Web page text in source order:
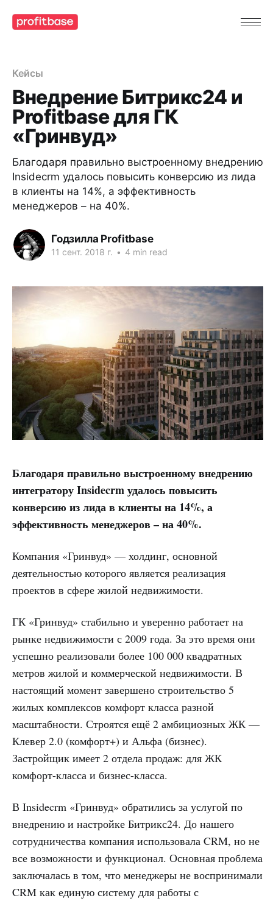
Кейсы
Внедрение Битрикс24 и
Profitbase для ГК
«Гринвуд»
Благодаря правильно выстроенному внедрению
Insidecrm удалось повысить конверсию из лида
в клиенты на 14%, а эффективность
менеджеров – на 40%.
Годзилла Profitbase
11 сент. 2018 г. • 4 min read
Благодаря правильно выстроенному внедрению
интегратору Insidecrm удалось повысить
конверсию из лида в клиенты на 14%, а
эффективность менеджеров – на 40%.
Компания «Гринвуд» — холдинг, основной
деятельностью которого является реализация
проектов в сфере жилой недвижимости.
ГК «Гринвуд» стабильно и уверенно работает на
рынке недвижимости с 2009 года. За это время они
успешно реализовали более 100 000 квадратных
метров жилой и коммерческой недвижимости. В
настоящий момент завершено строительство 5
жилых комплексов комфорт класса разной
масштабности. Строятся ещё 2 амбициозных ЖК —
Клевер 2.0 (комфорт+) и Альфа (бизнес).
Застройщик имеет 2 отдела продаж: для ЖК
комфорт-класса и бизнес-класса.
В Insidecrm «Гринвуд» обратились за услугой по
внедрению и настройке Битрикс24. До нашего
сотрудничества компания использовала CRM, но не
все возможности и функционал. Основная проблема
заключалась в том, что менеджеры не воспринимали
CRM как единую систему для работы с